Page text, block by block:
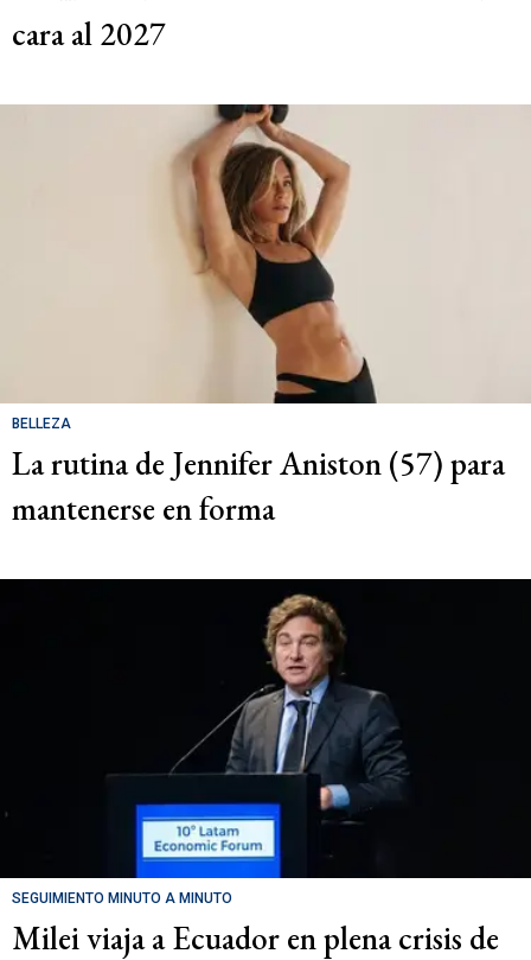
cara al 2027
BELLEZA
La rutina de Jennifer Aniston (57) para
mantenerse en forma
SEGUIMIENTO MINUTO A MINUTO
Milei viaja a Ecuador en plena crisis de